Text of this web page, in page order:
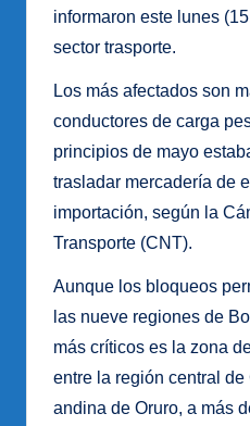
informaron este lunes
sector trasporte.
Los más afectados son
conductores de carga
principios de mayo
trasladar mercadería de
importación, según la
Transporte (CNT).
Aunque los bloqueos
las nueve regiones de
más críticos es la zona
entre la región central
andina de Oruro, a más